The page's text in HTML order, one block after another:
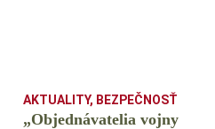
AKTUALITY, BEZPEČNOSŤ
„Objednávatelia vojny